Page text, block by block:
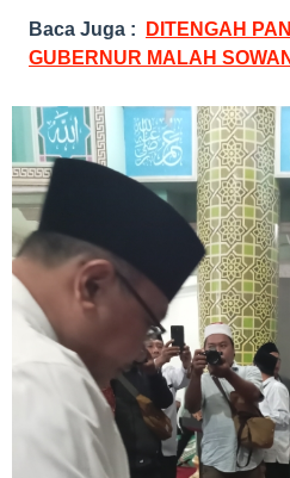
Baca Juga :
DITENGAH
GUBERNUR MALAH